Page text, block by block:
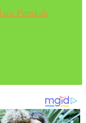
Pemkab